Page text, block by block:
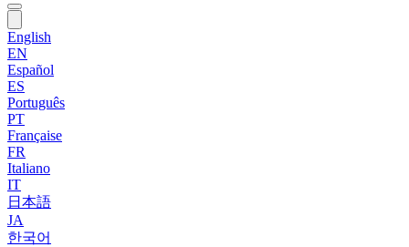
English
EN
Español
ES
Português
PT
Française
FR
Italiano
IT
日本語
JA
한국어